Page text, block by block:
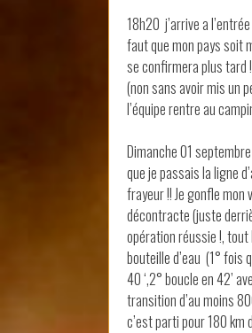
18h20 j’arrive a
faut que mon pays soit
se confirmera plus tard
(non sans avoir mis un
l’équipe rentre au
Dimanche 01
que je passais la ligne
frayeur !! Je gonfle mon
décontracte (juste
opération réussie !,
bouteille d’eau (1° fois
40 ‘,2° boucle en 42’
transition d’au moins
c’est parti pour 180 km